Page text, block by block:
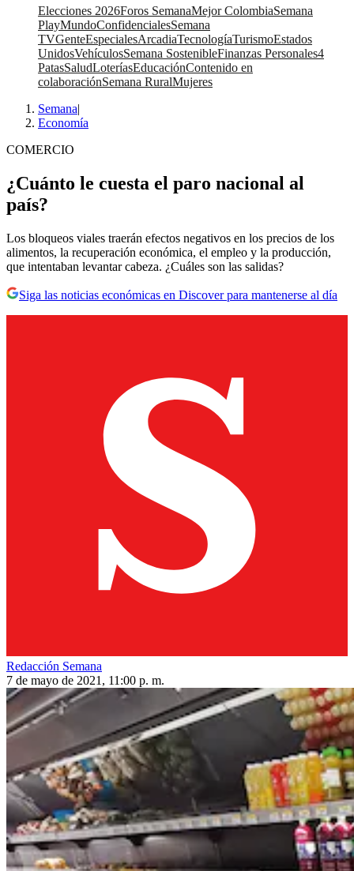
Elecciones 2026Foros SemanaMejor ColombiaSemana
PlayMundoConfidencialesSemana
TVGenteEspecialesArcadiaTecnologíaTurismoEstados
UnidosVehículosSemana SostenibleFinanzas Personales4
PatasSaludLoteríasEducaciónContenido en
colaboraciónSemana RuralMujeres
Semana|
Economía
COMERCIO
¿Cuánto le cuesta el paro nacional al
país?
Los bloqueos viales traerán efectos negativos en los precios de los
alimentos, la recuperación económica, el empleo y la producción,
que intentaban levantar cabeza. ¿Cuáles son las salidas?
Siga las noticias económicas en Discover para mantenerse al día
Redacción Semana
7 de mayo de 2021, 11:00 p. m.